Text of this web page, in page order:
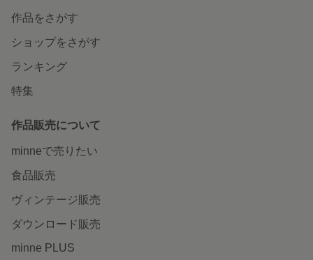
作品をさがす
ショップをさがす
ランキング
特集
作品販売について
minneで売りたい
食品販売
ヴィンテージ販売
ダウンロード販売
minne PLUS